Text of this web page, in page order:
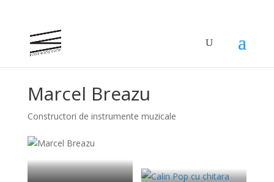
Marcel Breazu
Constructori de instrumente muzicale